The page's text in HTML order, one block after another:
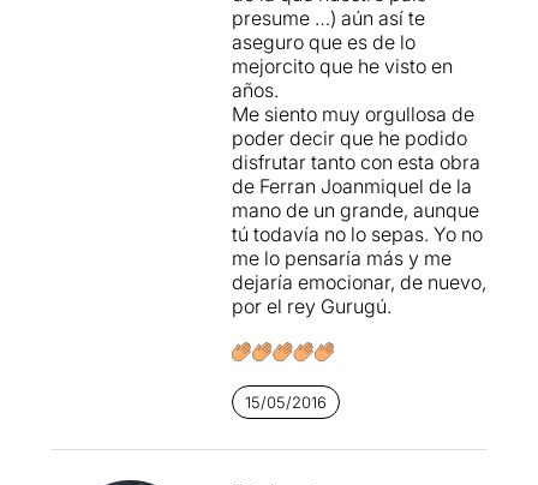
l’obra.
Tot està molt ben
cuidat: l’escenografia, l’espai
escènic i el vestuari.
La interpretació de l’actor
David Martínez està molt
treballada. Amb el seu
moviment, la seva mirada,
els seus udols i
l’expressivitat...ens ha
transmès la por i l’angoixa
desconfiança, la
supervivència, la fidelitat...
l’esperança.
Penso que és una obra
presume …) aún así te
aseguro que es de lo
mejorcito que he visto en
años.
Me siento muy orgullosa de
poder decir que he podido
disfrutar tanto con esta obra
de Ferran Joanmiquel de la
mano de un grande, aunque
tú todavía no lo sepas. Yo no
me lo pensaría más y me
dejaría emocionar, de nuevo,
por el rey Gurugú.
15/05/2016